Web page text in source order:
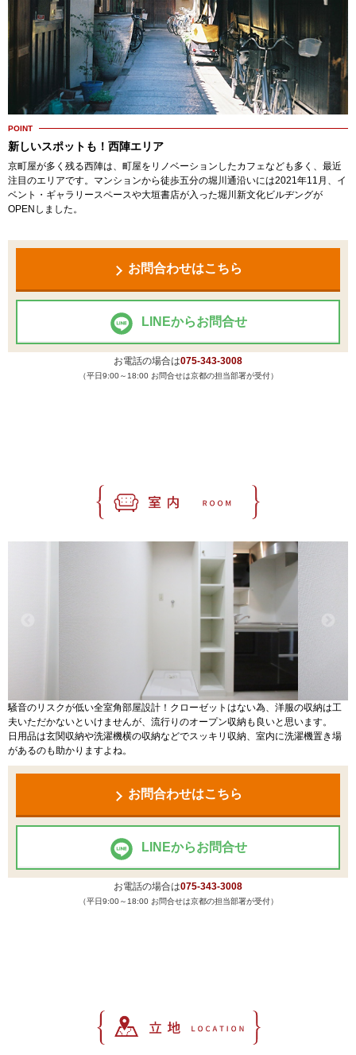
POINT
新しいスポットも！西陣エリア
京町屋が多く残る西陣は、町屋をリノベーションしたカフェなども多く、最近
注目のエリアです。マンションから徒歩五分の堀川通沿いには2021年11月、イ
ベント・ギャラリースペースや大垣書店が入った堀川新文化ビルヂングが
OPENしました。
お問合わせはこちら
LINEからお問合せ
お電話の場合は075-343-3008
（平日9:00～18:00 お問合せは京都の担当部署が受付）
騒音のリスクが低い全室角部屋設計！クローゼットはない為、洋服の収納は工
夫いただかないといけませんが、流行りのオープン収納も良いと思います。
日用品は玄関収納や洗濯機横の収納などでスッキリ収納、室内に洗濯機置き場
があるのも助かりますよね。
お問合わせはこちら
LINEからお問合せ
お電話の場合は075-343-3008
（平日9:00～18:00 お問合せは京都の担当部署が受付）